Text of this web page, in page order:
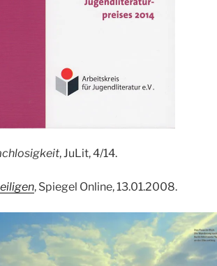
, JuLit, 4/14.
, Spiegel Online, 13.01.2008.